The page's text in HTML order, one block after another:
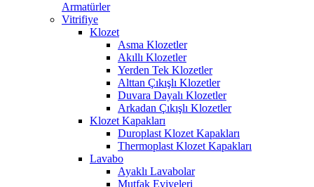
Armatürler
Vitrifiye
Klozet
Asma Klozetler
Akıllı Klozetler
Yerden Tek Klozetler
Alttan Çıkışlı Klozetler
Duvara Dayalı Klozetler
Arkadan Çıkışlı Klozetler
Klozet Kapakları
Duroplast Klozet Kapakları
Thermoplast Klozet Kapakları
Lavabo
Ayaklı Lavabolar
Mutfak Eviyeleri